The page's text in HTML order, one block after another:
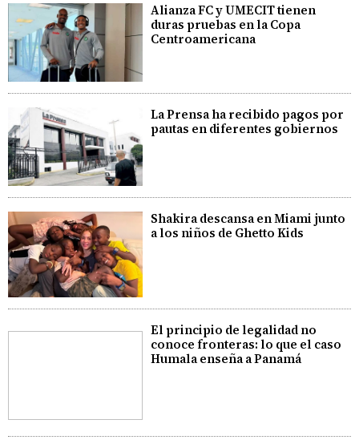
Alianza FC y UMECIT tienen
duras pruebas en la Copa
Centroamericana
La Prensa ha recibido pagos por
pautas en diferentes gobiernos
Shakira descansa en Miami junto
a los niños de Ghetto Kids
El principio de legalidad no
conoce fronteras: lo que el caso
Humala enseña a Panamá